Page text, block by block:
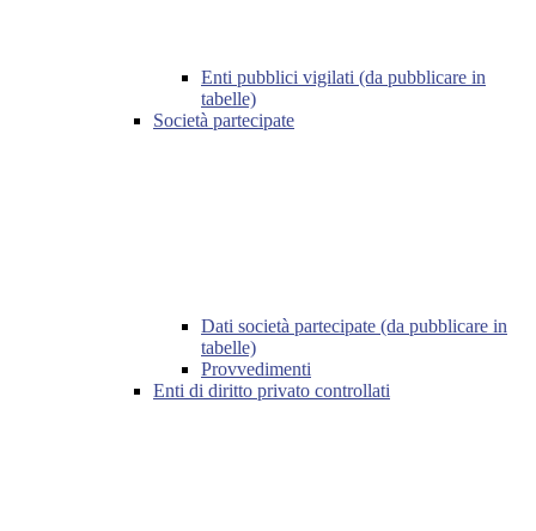
Enti pubblici vigilati (da pubblicare in
tabelle)
Società partecipate
Dati società partecipate (da pubblicare in
tabelle)
Provvedimenti
Enti di diritto privato controllati